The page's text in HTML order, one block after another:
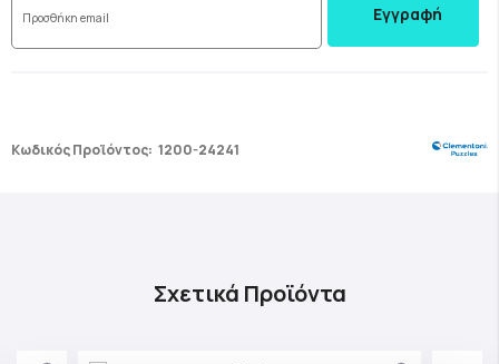
Εγγραφή
Κωδικός Προϊόντος: 1200-24241
Σχετικά Προϊόντα